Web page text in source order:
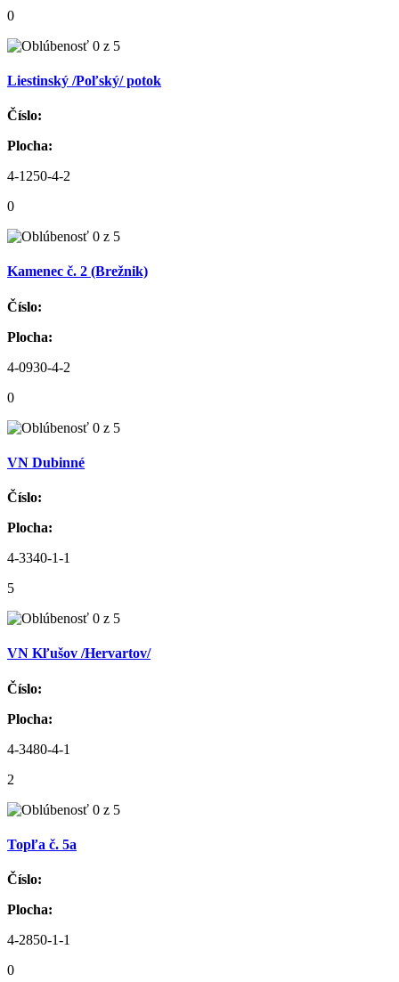
0
Liestinský /Poľský/ potok
Číslo:
Plocha:
4-1250-4-2
0
Kamenec č. 2 (Brežnik)
Číslo:
Plocha:
4-0930-4-2
0
VN Dubinné
Číslo:
Plocha:
4-3340-1-1
5
VN Kľušov /Hervartov/
Číslo:
Plocha:
4-3480-4-1
2
Topľa č. 5a
Číslo:
Plocha:
4-2850-1-1
0